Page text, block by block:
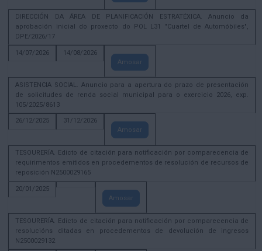
DIRECCIÓN DA ÁREA DE PLANIFICACIÓN ESTRATÉXICA. Anuncio da
aprobación inicial do proxecto do POL L31 "Cuartel de Automóbiles",
DPE/2026/17
14/07/2026
14/08/2026
Amosar
ASISTENCIA SOCIAL. Anuncio para a apertura do prazo de presentación
de solicitudes de renda social municipal para o exercicio 2026, exp.
105/2025/8613
26/12/2025
31/12/2026
Amosar
TESOURERÍA. Edicto de citación para notificación por comparecencia de
requirimentos emitidos en procedementos de resolución de recursos de
reposición N2500029165
20/01/2025
Amosar
TESOURERÍA. Edicto de citación para notificación por comparecencia de
resolucións ditadas en procedementos de devolución de ingresos
N2500029132